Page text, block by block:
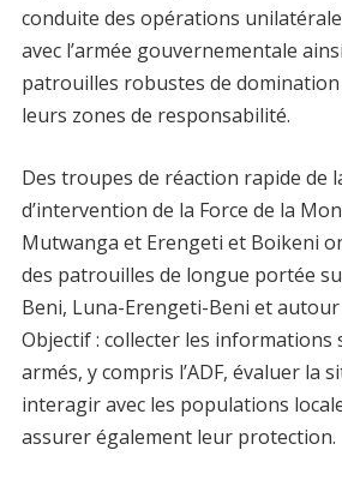
conduite des opérations
avec l’armée gouvernementale
patrouilles robustes de
leurs zones de responsabilité.
Des troupes de réaction rapide de
d’intervention de la Force de la
Mutwanga et Erengeti et Boikeni
des patrouilles de longue portée
Beni, Luna-Erengeti-Beni et
Objectif : collecter les informations
armés, y compris l’ADF, évaluer la
interagir avec les populations
assurer également leur protection.